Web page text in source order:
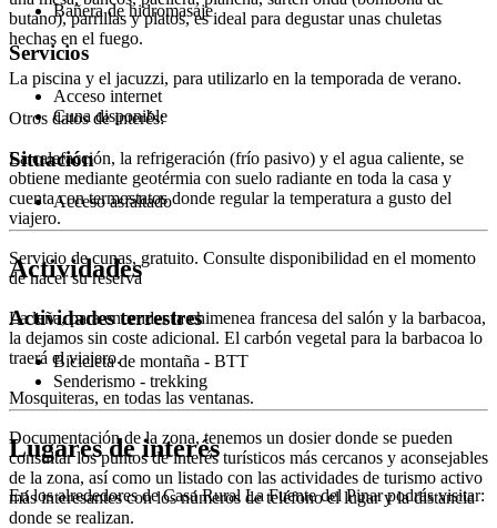
butano), parrillas y platos, es ideal para degustar unas chuletas
hechas en el fuego.
La piscina y el jacuzzi, para utilizarlo en la temporada de verano.
Otros datos de interés:
La calefacción, la refrigeración (frío pasivo) y el agua caliente, se
obtiene mediante geotérmia con suelo radiante en toda la casa y
cuenta con termostatos donde regular la temperatura a gusto del
viajero.
Servicio de cunas, gratuito. Consulte disponibilidad en el momento
de hacer su reserva
La leña, para encender la chimenea francesa del salón y la barbacoa,
la dejamos sin coste adicional. El carbón vegetal para la barbacoa lo
traerá el viajero.
Mosquiteras, en todas las ventanas.
Documentación de la zona, tenemos un dosier donde se pueden
consultar los puntos de interés turísticos más cercanos y aconsejables
de la zona, así como un listado con las actividades de turismo activo
más interesantes con los números de teléfono el lugar y la distancia
donde se realizan.
Bañera de hidromasaje
Servicios
Acceso internet
Cuna disponible
Situación
Acceso asfaltado
Actividades
Actividades terrestres
Bicicleta de montaña - BTT
Senderismo - trekking
Lugares de interés
En los alrededores de Casa Rural La Fuente del Pinar podrás visitar: